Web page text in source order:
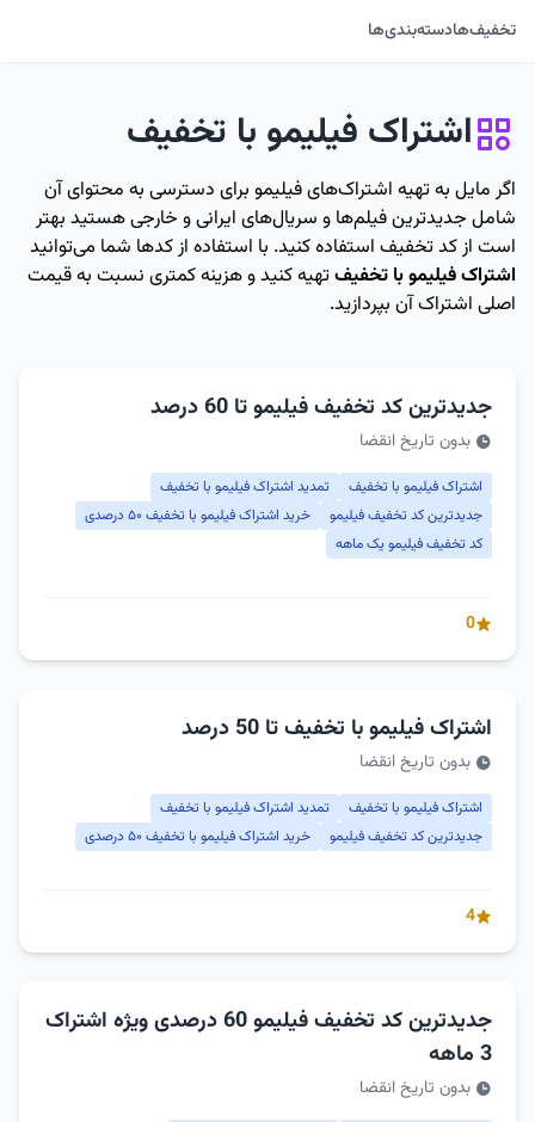
تخفیف‌هادسته‌بندی‌ها
اشتراک فیلیمو با تخفیف
اگر مایل به تهیه اشتراک‌های فیلیمو برای دسترسی به محتوای آن
شامل جدیدترین فیلم‌ها و سریال‌های ایرانی و خارجی هستید بهتر
است از کد تخفیف استفاده کنید. با استفاده از کدها شما می‌توانید
اشتراک فیلیمو با تخفیفتهیه کنید و هزینه کمتری نسبت به قیمت
اصلی اشتراک آن بپردازید.
جدیدترین کد تخفیف فیلیمو تا 60 درصد
بدون تاریخ انقضا
اشتراک فیلیمو با تخفیف
تمدید اشتراک فیلیمو با تخفیف
جدیدترین کد تخفیف فیلیمو
خرید اشتراک فیلیمو با تخفیف ۵۰ درصدی
کد تخفیف فیلیمو یک ماهه
0
اشتراک فیلیمو با تخفیف تا 50 درصد
بدون تاریخ انقضا
اشتراک فیلیمو با تخفیف
تمدید اشتراک فیلیمو با تخفیف
جدیدترین کد تخفیف فیلیمو
خرید اشتراک فیلیمو با تخفیف ۵۰ درصدی
4
جدیدترین کد تخفیف فیلیمو 60 درصدی ویژه اشتراک
3 ماهه
بدون تاریخ انقضا